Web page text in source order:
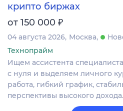
крипто биржах
от 150 000 ₽
04 августа 2026 Москва
Технопрайм
Ищем ассистента
с нуля и выделяем личного
работа, гибкий график,
перспективы высокого